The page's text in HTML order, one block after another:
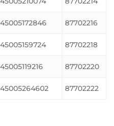
87702216
87702218
87702220
87702222